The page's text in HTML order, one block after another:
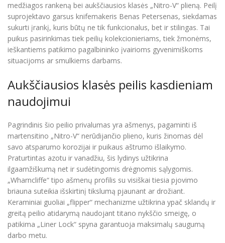
medžiagos rankeną bei aukščiausios klasės „Nitro-V“ plieną. Peilį
suprojektavo garsus knifemakeris Benas Petersenas, siekdamas
sukurti įrankį, kuris būtų ne tik funkcionalus, bet ir stilingas. Tai
puikus pasirinkimas tiek peilių kolekcionieriams, tiek žmonėms,
ieškantiems patikimo pagalbininko įvairioms gyvenimiškoms
situacijoms ar smulkiems darbams.
Aukščiausios klasės peilis kasdieniam
naudojimui
Pagrindinis šio peilio privalumas yra ašmenys, pagaminti iš
martensitino „Nitro-V“ nerūdijančio plieno, kuris žinomas dėl
savo atsparumo korozijai ir puikaus aštrumo išlaikymo.
Praturtintas azotu ir vanadžiu, šis lydinys užtikrina
ilgaamžiškumą net ir sudėtingomis drėgnomis sąlygomis.
„Wharncliffe“ tipo ašmenų profilis su visiškai tiesia pjovimo
briauna suteikia išskirtinį tikslumą pjaunant ar drožiant.
Keraminiai guoliai „flipper“ mechanizme užtikrina ypač sklandų ir
greitą peilio atidarymą naudojant titano nykščio smeigę, o
patikima „Liner Lock“ spyna garantuoja maksimalų saugumą
darbo metu.